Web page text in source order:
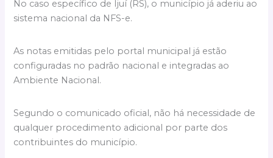
No caso específico de Ijuí (RS), o município já aderiu ao
sistema nacional da NFS-e.
As notas emitidas pelo portal municipal já estão
configuradas no padrão nacional e integradas ao
Ambiente Nacional.
Segundo o comunicado oficial, não há necessidade de
qualquer procedimento adicional por parte dos
contribuintes do município.